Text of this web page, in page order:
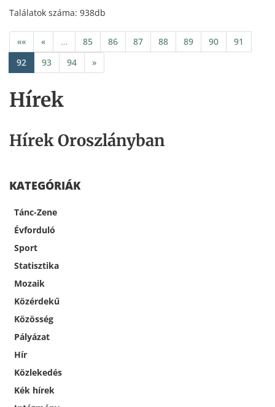
Hírek
Hírek Oroszlányban
KATEGÓRIÁK
Tánc-Zene
Évforduló
Sport
Statisztika
Mozaik
Közérdekű
Közösség
Pályázat
Hír
Közlekedés
Kék hírek
Találatok száma: 938db
«« « … 85 86 87 88 89 90
91
92
93 94 »